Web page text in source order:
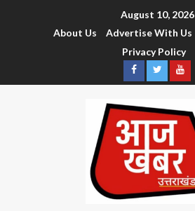
August 10, 2026
About Us
Advertise With Us
Privacy Policy